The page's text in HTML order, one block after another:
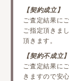
【契約成立】
ご査定結果に
ご指定頂きま
頂きます。
【契約不成立】
ご査定結果に
きますので安心